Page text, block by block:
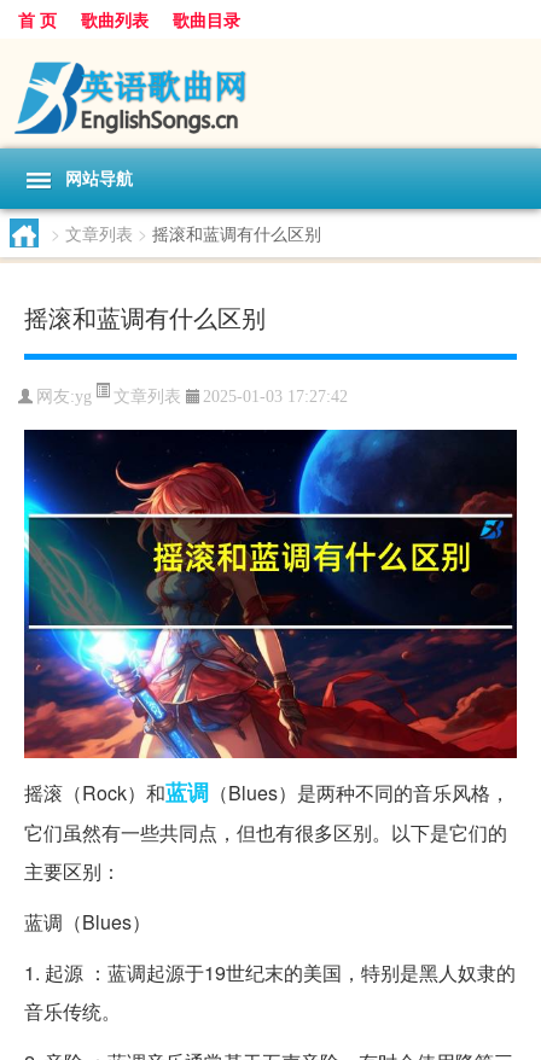
首 页 歌曲列表 歌曲目录
网站导航
> 文章列表 > 摇滚和蓝调有什么区别
摇滚和蓝调有什么区别
网友:yg 文章列表 2025-01-03 17:27:42
摇滚（Rock）和蓝调 （Blues）是两种不同的音乐风格，
它们虽然有一些共同点，但也有很多区别。以下是它们的
主要区别：
蓝调（Blues）
1. 起源 ：蓝调起源于19世纪末的美国，特别是黑人奴隶的
音乐传统。